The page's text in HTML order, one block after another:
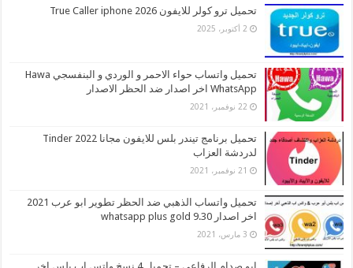
تحميل ترو كولر للايفون 2026 True Caller iphone
2 أكتوبر، 2025
تحميل واتساب حواء الاحمر و الوردي و البنفسجي Hawa
WhatsApp اخر اصدار ضد الحظر الاصدار
22 نوفمبر، 2021
تحميل برنامج تيندر بلس للايفون مجانا 2022 Tinder
لدردشة العزاب
21 نوفمبر، 2021
تحميل واتساب الذهبي ضد الحظر تطوير ابو عرب 2021
اخر اصدار whatsapp plus gold 9.30
3 مارس، 2021